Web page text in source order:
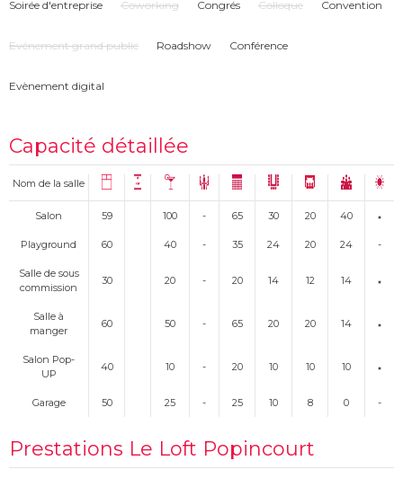
Soirée d'entreprise Coworking Congrés Colloque Convention
Evénement grand public Roadshow Conférence
Evènement digital
Capacité détaillée
Nom de la salle
Salon 59 100 - 65 30 20 40
Playground 60 40 - 35 24 20 24 -
Salle de sous
commission
30 20 - 20 14 12 14
Salle à
manger
60 50 - 65 20 20 14
Salon Pop-
UP
40 10 - 20 10 10 10
Garage 50 25 - 25 10 8 0 -
Prestations Le Loft Popincourt